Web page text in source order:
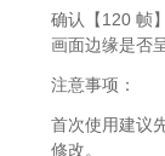
确认【120 帧
画面边缘是否
注意事项：
首次使用建议
修改。